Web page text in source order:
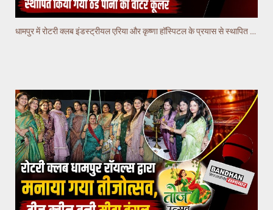
धामपुर में रोटरी क्लब इंडस्ट्रीयल एरिया और कृष्णा हॉस्पिटल के प्रयास से स्थापित किया गया वाटर कूलर